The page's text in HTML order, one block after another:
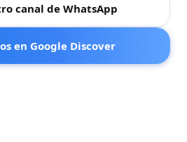
canal de WhatsApp
en Google Discover